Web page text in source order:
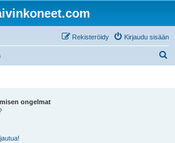
Kirjaudu sisään
Rekisteröidy
ongelmat